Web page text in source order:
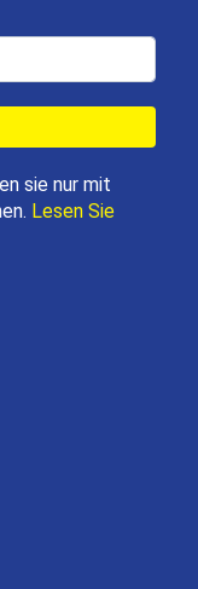
sie nur mit
Lesen Sie